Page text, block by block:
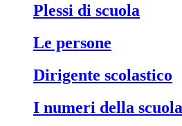
Plessi di scuola
Le persone
Dirigente scolastico
I numeri della scuola